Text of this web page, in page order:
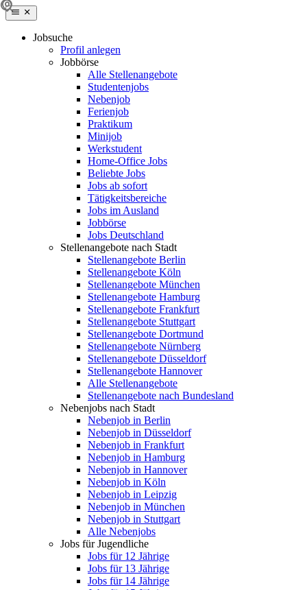
Jobsuche
Profil anlegen
Jobbörse
Alle Stellenangebote
Studentenjobs
Nebenjob
Ferienjob
Praktikum
Minijob
Werkstudent
Home-Office Jobs
Beliebte Jobs
Jobs ab sofort
Tätigkeitsbereiche
Jobs im Ausland
Jobbörse
Jobs Deutschland
Stellenangebote nach Stadt
Stellenangebote Berlin
Stellenangebote Köln
Stellenangebote München
Stellenangebote Hamburg
Stellenangebote Frankfurt
Stellenangebote Stuttgart
Stellenangebote Dortmund
Stellenangebote Nürnberg
Stellenangebote Düsseldorf
Stellenangebote Hannover
Alle Stellenangebote
Stellenangebote nach Bundesland
Nebenjobs nach Stadt
Nebenjob in Berlin
Nebenjob in Düsseldorf
Nebenjob in Frankfurt
Nebenjob in Hamburg
Nebenjob in Hannover
Nebenjob in Köln
Nebenjob in Leipzig
Nebenjob in München
Nebenjob in Stuttgart
Alle Nebenjobs
Jobs für Jugendliche
Jobs für 12 Jährige
Jobs für 13 Jährige
Jobs für 14 Jährige